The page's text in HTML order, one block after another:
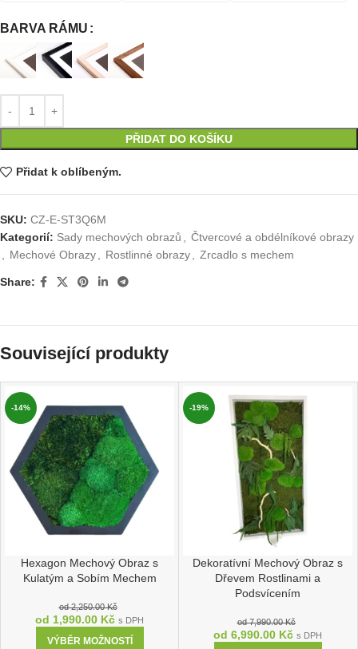
BARVA RÁMU
PŘIDAT DO KOŠÍKU
Přidat k oblíbeným.
SKU: CZ-E-ST3Q6M
Kategorií: Sady mechových obrazů
Čtvercové a obdélníkové obrazy
Mechové Obrazy Rostlinné obrazy Zrcadlo s mechem
Share:
Související produkty
-14%
Hexagon Mechový Obraz s
Kulatým a Sobím Mechem
od2,250.00Kč
od 1,990.00 Kč s DPH
VÝBĚR MOŽNOSTÍ
-19%
Dekoratívní Mechový Obraz s
Dřevem Rostlinami a
Podsvícením
od7,990.00Kč
od 6,990.00 Kč s DPH